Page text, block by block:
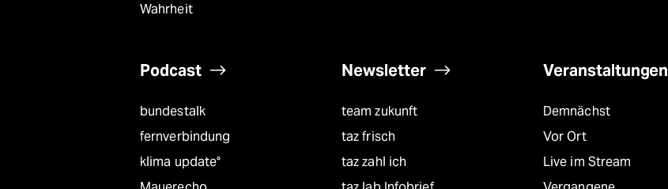
Wahrheit
Podcast
bundestalk
fernverbindung
klima update°
Newsletter
team zukunft
taz frisch
taz zahl ich
Veranstaltungen
Demnächst
Vor Ort
Live im Stream